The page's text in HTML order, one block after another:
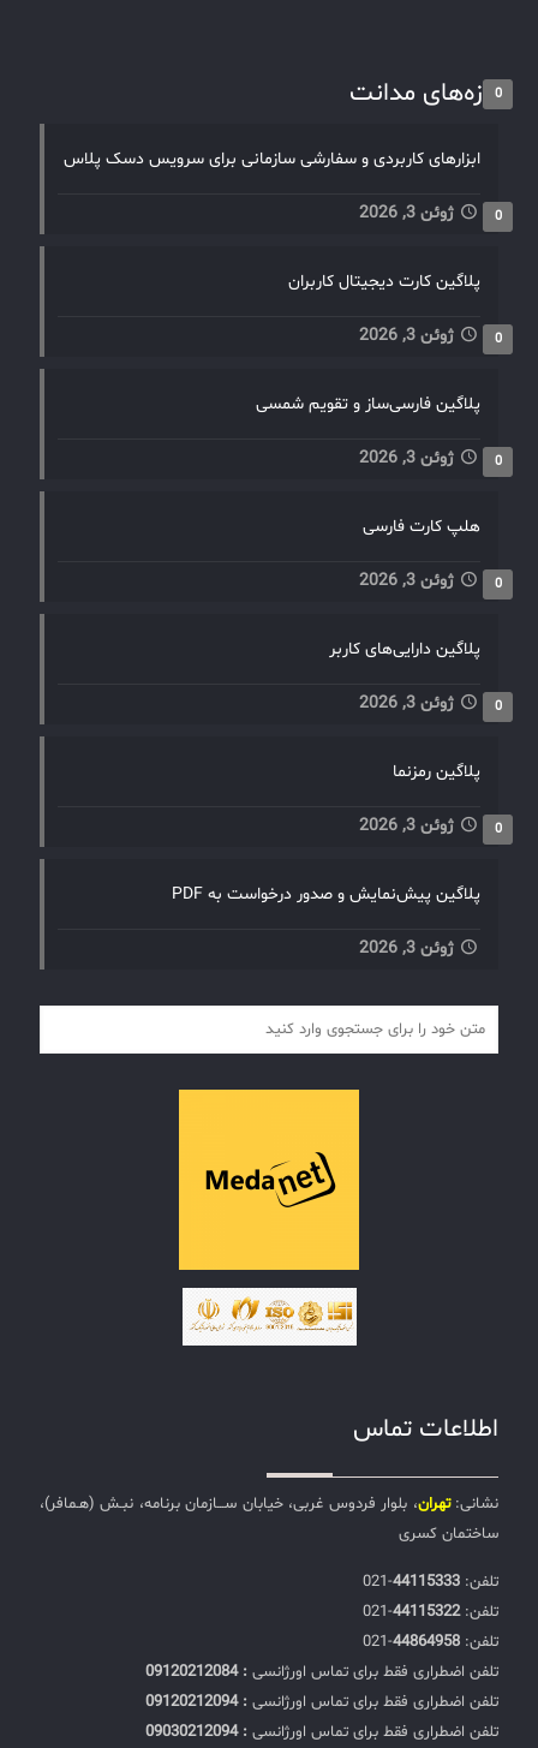
تازه‌های مدانت0
ابزارهای کاربردی و سفارشی سازمانی برای سرویس دسک پلاس
ژوئن 3, 2026 0
پلاگین کارت دیجیتال کاربران
ژوئن 3, 2026 0
پلاگین فارسی‌ساز و تقویم شمسی
ژوئن 3, 2026 0
هلپ کارت فارسی
ژوئن 3, 2026 0
پلاگین دارایی‌های کاربر
ژوئن 3, 2026 0
پلاگین رمزنما
ژوئن 3, 2026 0
پلاگین پیش‌نمایش و صدور درخواست به PDF
ژوئن 3, 2026
اطلاعات تماس
نشانی:تهران، بلوار فردوس غربی، خیابان ســـازمان برنامه، نبـش (هـمافر)،
ساختمان کسری
تلفن:‌ 44115333
-021
تلفن:‌44115322
-021
تلفن:‌ 44864958
-021
تلفن اضطراری فقط برای تماس اورژانسی : 09120212084
تلفن اضطراری فقط برای تماس اورژانسی : 09120212094
تلفن اضطراری فقط برای تماس اورژانسی : 09030212094